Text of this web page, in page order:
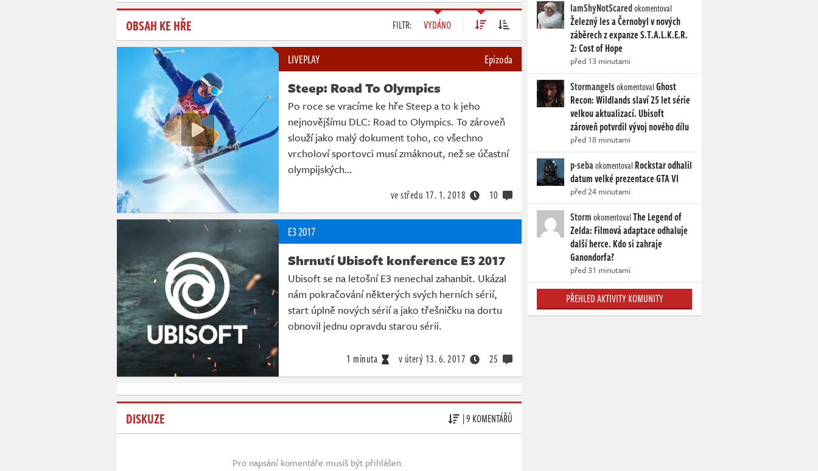
OBSAH KE HŘE FILTR: VYDÁNO
LIVEPLAY Epizoda
Steep: Road To Olympics
Po roce se vracíme ke hře Steep a to k jeho
nejnovějšímu DLC: Road to Olympics. To zároveň
slouží jako malý dokument toho, co všechno
vrcholoví sportovci musí zmáknout, než se účastní
olympijských…
ve středu 17. 1. 2018 10
E3 2017
Shrnutí Ubisoft konference E3 2017
Ubisoft se na letošní E3 nenechal zahanbit. Ukázal
nám pokračování některých svých herních sérií,
start úplně nových sérií a jako třešničku na dortu
obnovil jednu opravdu starou sérii.
1 minuta v úterý 13. 6. 2017 25
DISKUZE | 9 KOMENTÁŘŮ
Pro napsání komentáře musíš být přihlášen.
IamShyNotScaredokomentoval
Železný les a Černobyl v nových
záběrech z expanze S.T.A.L.K.E.R.
2: Cost of Hope
před 13 minutami
StormangelsokomentovalGhost
Recon: Wildlands slaví 25 let série
velkou aktualizací. Ubisoft
zároveň potvrdil vývoj nového dílu
před 18 minutami
p-sebaokomentoval Rockstar odhalil
datum velké prezentace GTA VI
před 24 minutami
StormokomentovalThe Legend of
Zelda: Filmová adaptace odhaluje
další herce. Kdo si zahraje
Ganondorfa?
před 31 minutami
PŘEHLED AKTIVITY KOMUNITY